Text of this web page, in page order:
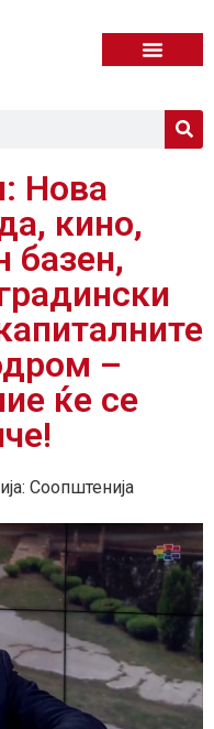
Нова
кино,
базен,
–
ќе се
Соопштенија